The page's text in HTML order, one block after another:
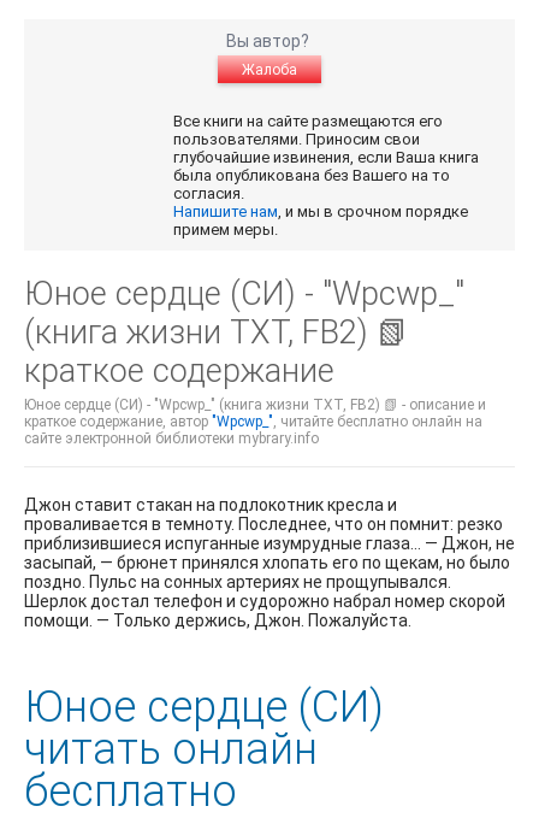
Вы автор?
Жалоба
Все книги на сайте размещаются его
пользователями. Приносим свои
глубочайшие извинения, если Ваша книга
была опубликована без Вашего на то
согласия.
Напишите нам, и мы в срочном порядке
примем меры.
Юное сердце (СИ) - "Wpcwp_"
(книга жизни TXT, FB2) 📗
краткое содержание
Юное сердце (СИ) - "Wpcwp_" (книга жизни TXT, FB2) 📗 - описание и
краткое содержание, автор "Wpcwp_", читайте бесплатно онлайн на
сайте электронной библиотеки mybrary.info
Джон ставит стакан на подлокотник кресла и
проваливается в темноту. Последнее, что он помнит: резко
приблизившиеся испуганные изумрудные глаза... — Джон, не
засыпай, — брюнет принялся хлопать его по щекам, но было
поздно. Пульс на сонных артериях не прощупывался.
Шерлок достал телефон и судорожно набрал номер скорой
помощи. — Только держись, Джон. Пожалуйста.
Юное сердце (СИ)
читать онлайн
бесплатно